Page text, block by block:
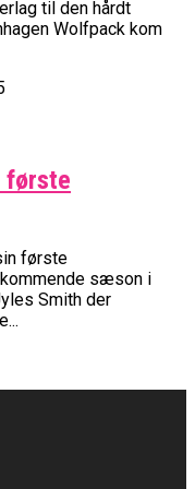
Åbner FIBA Europe
Nederlag
I Debut I Youth
League-
League
Jensen Fik
Jensen Skal Møde
Blazers I NBA-
Mod
2024: Se
Sæt Krydser I Din
James Vil Stå I
Basket Boomer:
År I Træk
til den hårdt
Wolfpack kom
første
første
sæson i
Smith der